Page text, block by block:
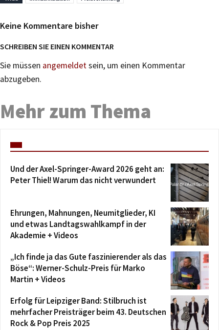
Keine Kommentare bisher
SCHREIBEN SIE EINEN KOMMENTAR
Sie müssen angemeldetsein, um einen Kommentar
abzugeben.
Mehr zum Thema
Und der Axel-Springer-Award 2026 geht an:
Peter Thiel! Warum das nicht verwundert
Ehrungen, Mahnungen, Neumitglieder, KI
und etwas Landtagswahlkampf in der
Akademie + Videos
„Ich finde ja das Gute faszinierender als das
Böse“: Werner-Schulz-Preis für Marko
Martin + Videos
Erfolg für Leipziger Band: Stilbruch ist
mehrfacher Preisträger beim 43. Deutschen
Rock & Pop Preis 2025